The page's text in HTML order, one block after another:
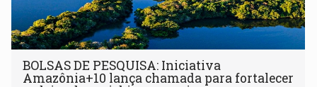
BOLSAS DE PESQUISA: Iniciativa
Amazônia+10 lança chamada para fortalecer